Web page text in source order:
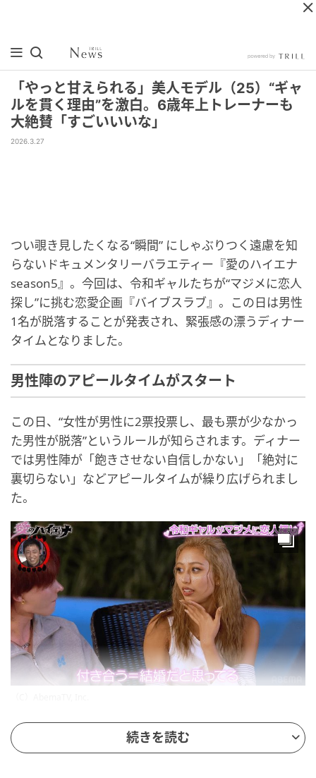
「やっと甘えられる」美人モデル（25）“ギャ
ルを貫く理由”を激白。6歳年上トレーナーも
大絶賛「すごいいいな」
2026.3.27
つい覗き見したくなる“瞬間” にしゃぶりつく遠慮を知
らないドキュメンタリーバラエティー『愛のハイエナ
season5』。今回は、令和ギャルたちが“マジメに恋人
探し”に挑む恋愛企画『バイブスラブ』。この日は男性
1名が脱落することが発表され、緊張感の漂うディナー
タイムとなりました。
男性陣のアピールタイムがスタート
この日、“女性が男性に2票投票し、最も票が少なかっ
た男性が脱落”というルールが知らされます。ディナー
では男性陣が「飽きさせない自信しかない」「絶対に
裏切らない」などアピールタイムが繰り広げられまし
た。
その後動いたのは、ラッパー・まだらさん（24歳）。
バーレスクダンサー・れちさん（24歳）を2ショット
続きを読む